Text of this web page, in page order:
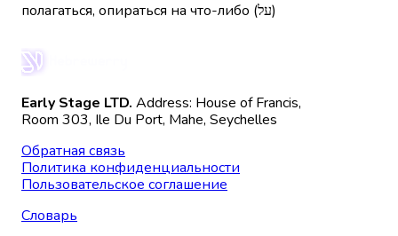
полагаться, опираться на что-либо (על)
Early Stage LTD. Address: House of Francis,
Room 303, Ile Du Port, Mahe, Seychelles
Обратная связь
Политика конфиденциальности
Пользовательское соглашение
Словарь